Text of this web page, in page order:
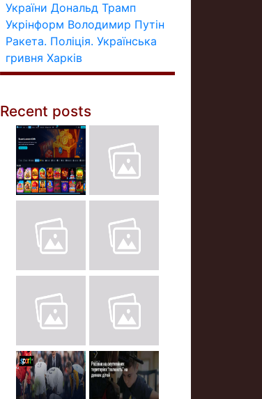
України Дональд Трамп
Укрінформ Володимир Путін
Ракета. Поліція. Українська
гривня Харків
Recent posts